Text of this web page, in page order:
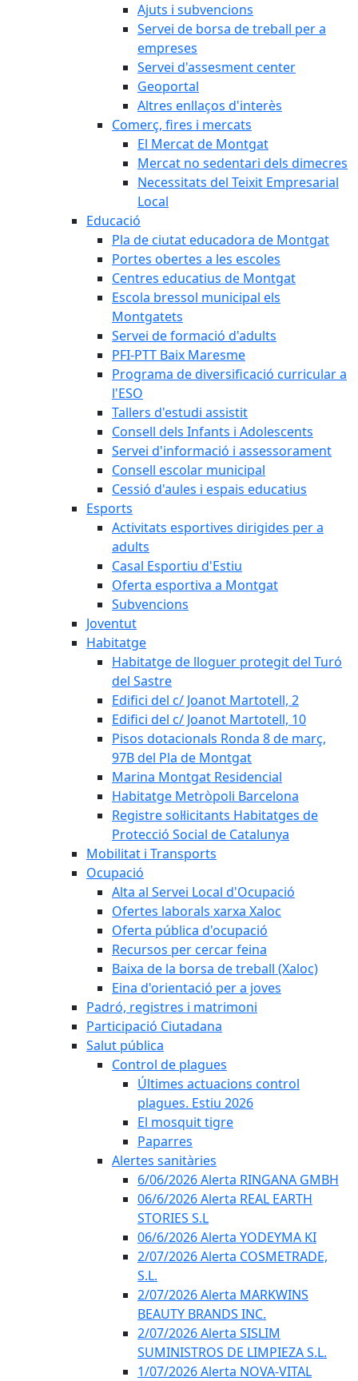
Ajuts i subvencions
Servei de borsa de treball per a
empreses
Servei d'assesment center
Geoportal
Altres enllaços d'interès
Comerç, fires i mercats
El Mercat de Montgat
Mercat no sedentari dels dimecres
Necessitats del Teixit Empresarial
Local
Educació
Pla de ciutat educadora de Montgat
Portes obertes a les escoles
Centres educatius de Montgat
Escola bressol municipal els
Montgatets
Servei de formació d'adults
PFI-PTT Baix Maresme
Programa de diversificació curricular a
l'ESO
Tallers d'estudi assistit
Consell dels Infants i Adolescents
Servei d'informació i assessorament
Consell escolar municipal
Cessió d'aules i espais educatius
Esports
Activitats esportives dirigides per a
adults
Casal Esportiu d'Estiu
Oferta esportiva a Montgat
Subvencions
Joventut
Habitatge
Habitatge de lloguer protegit del Turó
del Sastre
Edifici del c/ Joanot Martotell, 2
Edifici del c/ Joanot Martotell, 10
Pisos dotacionals Ronda 8 de març,
97B del Pla de Montgat
Marina Montgat Residencial
Habitatge Metròpoli Barcelona
Registre sol·licitants Habitatges de
Protecció Social de Catalunya
Mobilitat i Transports
Ocupació
Alta al Servei Local d'Ocupació
Ofertes laborals xarxa Xaloc
Oferta pública d'ocupació
Recursos per cercar feina
Baixa de la borsa de treball (Xaloc)
Eina d'orientació per a joves
Padró, registres i matrimoni
Participació Ciutadana
Salut pública
Control de plagues
Últimes actuacions control
plagues. Estiu 2026
El mosquit tigre
Paparres
Alertes sanitàries
6/06/2026 Alerta RINGANA GMBH
06/6/2026 Alerta REAL EARTH
STORIES S.L
06/6/2026 Alerta YODEYMA KI
2/07/2026 Alerta COSMETRADE,
S.L.
2/07/2026 Alerta MARKWINS
BEAUTY BRANDS INC.
2/07/2026 Alerta SISLIM
SUMINISTROS DE LIMPIEZA S.L.
1/07/2026 Alerta NOVA-VITAL